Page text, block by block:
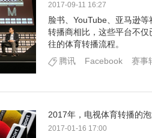
2017-09-11 16:27
脸书、YouTube、亚马逊
转播商相比，这些平台不
往的体育转播流程。
腾讯
Facebook 赛事
2017年，电视体育转播的
2017-01-16 17:00